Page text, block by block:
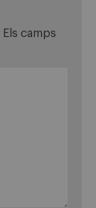
Els camps